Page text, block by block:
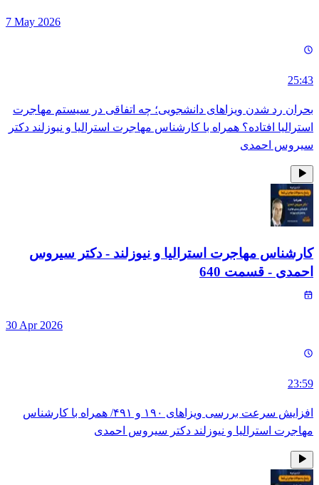
7 May 2026
25:43
بحران رد شدن ویزاهای دانشجویی؛ چه اتفاقی در سیستم مهاجرت
استرالیا افتاده؟ همراه با کارشناس مهاجرت استرالیا و نیوزلند دکتر
سیروس احمدی
کارشناس مهاجرت استرالیا و نیوزلند - دکتر سیروس
احمدی - قسمت 640
30 Apr 2026
23:59
افزایش سرعت بررسی ویزاهای ۱۹۰ و ۴۹۱/ همراه با کارشناس
مهاجرت استرالیا و نیوزلند دکتر سیروس احمدی